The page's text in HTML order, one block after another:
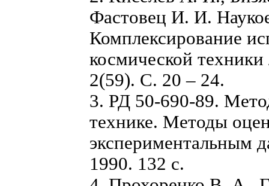
Фастовец И. И.
Комплексирование
космической
2(59). С. 20 – 24.
3. РД 50-690-89.
технике. Методы
экспериментальным
1990. 132 с.